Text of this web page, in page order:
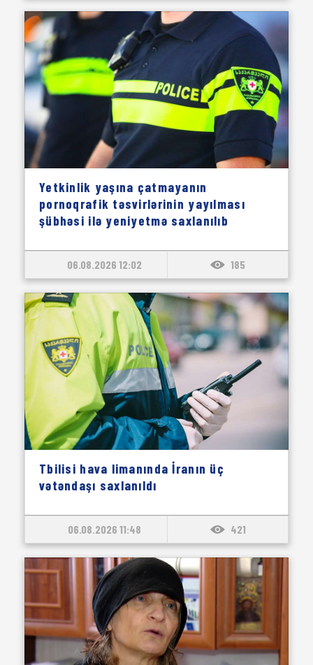
Yetkinlik yaşına çatmayanın
pornoqrafik təsvirlərinin yayılması
şübhəsi ilə yeniyetmə saxlanılıb
06.08.2026 12:02 185
Tbilisi hava limanında İranın üç
vətəndaşı saxlanıldı
06.08.2026 11:48 421